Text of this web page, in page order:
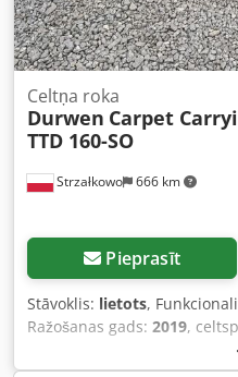
Strzałkowo 666 km
Celtņa roka
Durwen Carpet
TTD 160-SO
Pieprasīt
Stāvoklis: lietots,
Ražošanas gads: 2019,
ISO klase: ISO klase 4 = 5
Darbspējīgs un pilnībā